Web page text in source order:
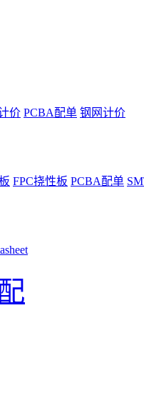
价 PCBA配单 钢网计价
FPC挠性板 PCBA配单